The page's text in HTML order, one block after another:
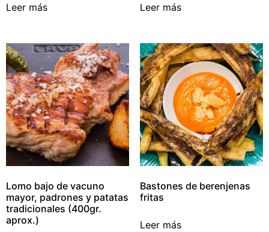
Leer más Leer más
Lomo bajo de vacuno
mayor, padrones y patatas
tradicionales (400gr.
aprox.)
Bastones de berenjenas
fritas
Leer más